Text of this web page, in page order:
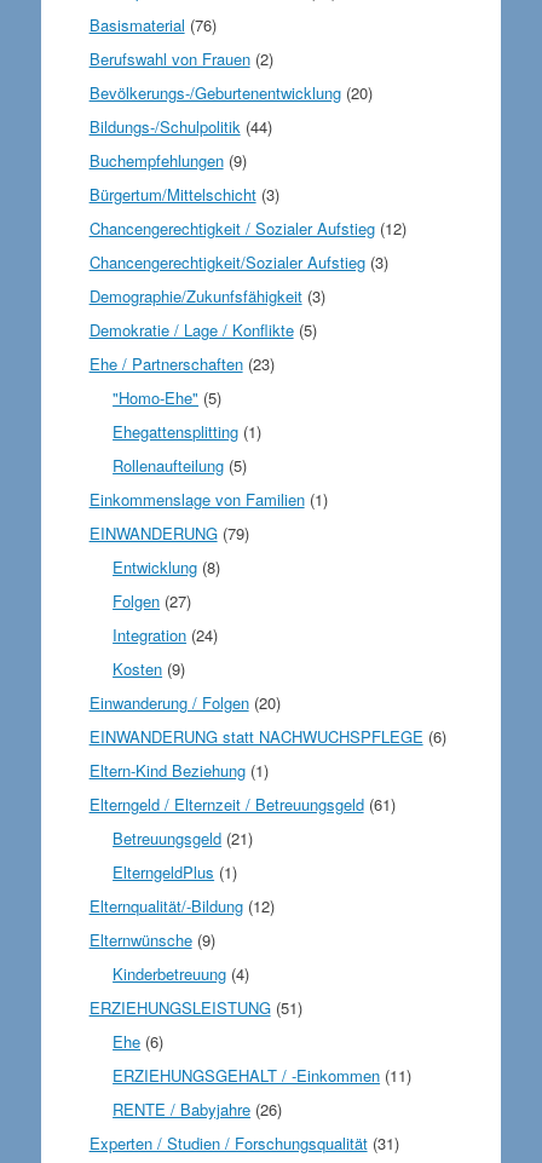
Basismaterial (76)
Berufswahl von Frauen(2)
Bevölkerungs-/Geburtenentwicklung(20)
Bildungs-/Schulpolitik (44)
Buchempfehlungen(9)
Bürgertum/Mittelschicht(3)
Chancengerechtigkeit / Sozialer Aufstieg(12)
Chancengerechtigkeit/Sozialer Aufstieg(3)
Demographie/Zukunfsfähigkeit(3)
Demokratie / Lage / Konflikte(5)
Ehe / Partnerschaften(23)
"Homo-Ehe" (5)
Ehegattensplitting (1)
Rollenaufteilung (5)
Einkommenslage von Familien(1)
EINWANDERUNG(79)
Entwicklung (8)
Folgen (27)
Integration (24)
Kosten (9)
Einwanderung / Folgen(20)
EINWANDERUNG statt NACHWUCHSPFLEGE (6)
Eltern-Kind Beziehung(1)
Elterngeld / Elternzeit / Betreuungsgeld(61)
Betreuungsgeld (21)
ElterngeldPlus (1)
Elternqualität/-Bildung(12)
Elternwünsche(9)
Kinderbetreuung (4)
ERZIEHUNGSLEISTUNG(51)
Ehe (6)
ERZIEHUNGSGEHALT / -Einkommen (11)
RENTE / Babyjahre (26)
Experten / Studien / Forschungsqualität(31)